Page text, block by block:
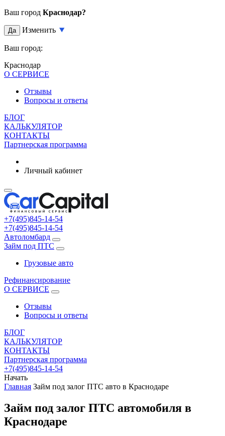
Ваш город Краснодар?
Да Изменить
Ваш город:
Краснодар
О СЕРВИСЕ
Отзывы
Вопросы и ответы
БЛОГ
КАЛЬКУЛЯТОР
КОНТАКТЫ
Партнерская программа
Личный кабинет
+7(495)845-14-54
+7(495)845-14-54
Автоломбард
Займ под ПТС
Грузовые авто
Рефинансирование
О СЕРВИСЕ
Отзывы
Вопросы и ответы
БЛОГ
КАЛЬКУЛЯТОР
КОНТАКТЫ
Партнерская программа
+7(495)845-14-54
Начать
Главная Займ под залог ПТС авто в Краснодаре
Займ под залог ПТС автомобиля в
Краснодаре